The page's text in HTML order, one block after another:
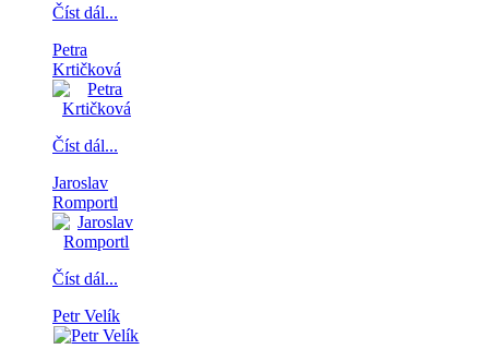
Číst dál...
Petra
Krtičková
Číst dál...
Jaroslav
Romportl
Číst dál...
Petr Velík